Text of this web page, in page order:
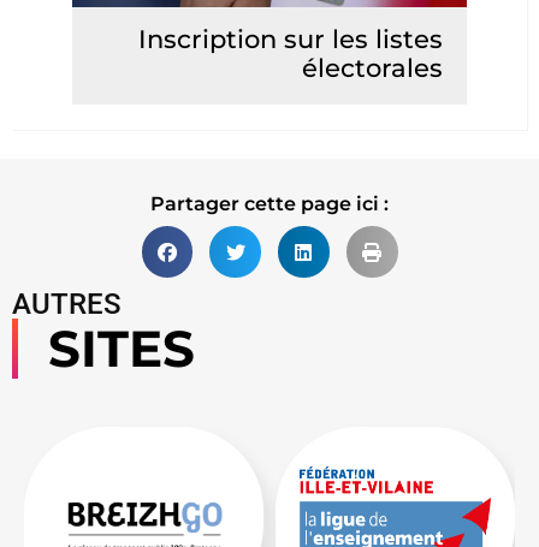
Inscription sur les listes
électorales
Partager cette page ici :
AUTRES
SITES